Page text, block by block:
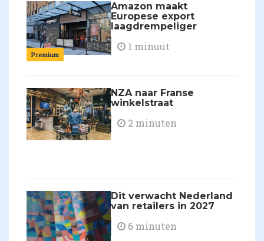
Premium
Amazon maakt
Europese export
laagdrempeliger
1 minuut
NZA naar Franse
winkelstraat
2 minuten
Dit verwacht Nederland
van retailers in 2027
6 minuten